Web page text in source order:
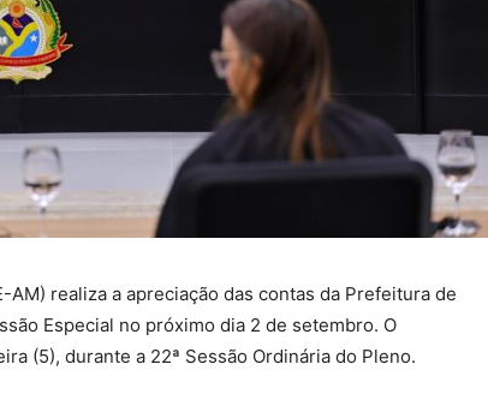
AM) realiza a apreciação das contas da Prefeitura de
Especial no próximo dia 2 de setembro. O
(5), durante a 22ª Sessão Ordinária do Pleno.